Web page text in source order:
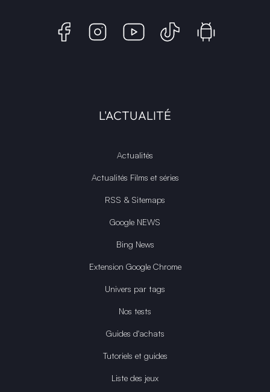
L'ACTUALITÉ
Actualités
Actualités Films et séries
RSS & Sitemaps
Google NEWS
Bing News
Extension Google Chrome
Univers par tags
Nos tests
Guides d'achats
Tutoriels et guides
Liste des jeux